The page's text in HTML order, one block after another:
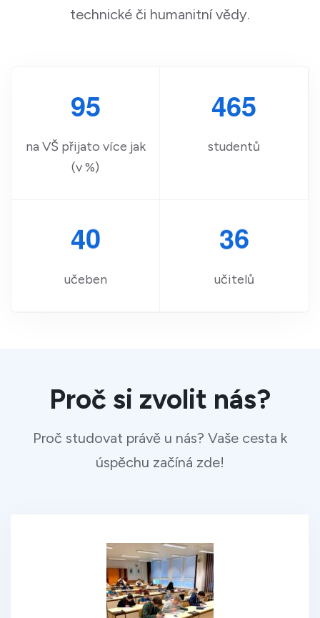
technické či humanitní vědy.
95
na VŠ přijato více jak
(v %)
465
studentů
40
učeben
36
učitelů
Proč si zvolit nás?
Proč studovat právě u nás? Vaše cesta k
úspěchu začíná zde!